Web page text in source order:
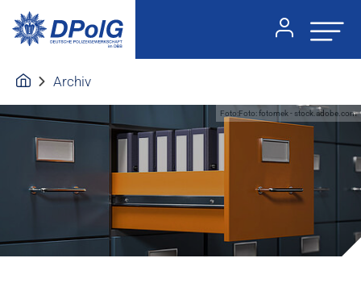
Archiv
Foto:Foto: fotomek - stock.adobe.com